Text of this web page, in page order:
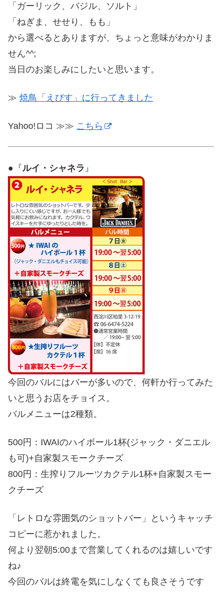
「ガーリック、バジル、ソルト」
「ねぎま、せせり、もも」
から選べるとありますが、ちょっと意味がわかりま
せん^^;
当日のお楽しみにしたいと思います。
≫ 焼鳥「えびす」に行ってきました
Yahoo!ロコ ≫≫ こちら
●『ルイ・シャネラ 』
今回のバルにはバーが多いので、何軒か行ってみた
いと思うお店をチョイス。
バルメニューは2種類。
500円：IWAIのハイボール1杯(ジャック・ダニエル
も可)+自家製スモークチーズ
800円：生搾りフルーツカクテル1杯+自家製スモー
クチーズ
「レトロな雰囲気のショットバー」というキャッチ
コピーに惹かれました。
何より翌朝5:00まで営業してくれるのは嬉しいです
ね♪
今回のバルは終電を気にしなくても良さそうです